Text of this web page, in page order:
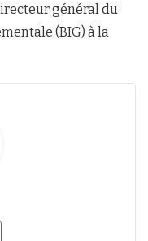
général du
(BIG) à la